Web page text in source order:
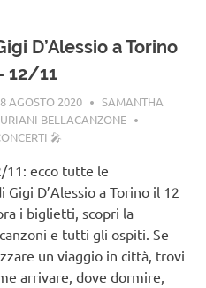
D’Alessio a Torino
12/11
AGOSTO 2020
SAMANTHA
BELLACANZONE
🎤
11: ecco tutte le
D’Alessio a Torino il 12
i biglietti, scopri la
e tutti gli ospiti. Se
un viaggio in città, trovi
arrivare, dove dormire,